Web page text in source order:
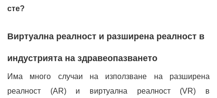
сте?
Виртуална реалност и разширена реалност в
индустрията на здравеопазването
Има много случаи на използване на разширена
реалност (AR) и виртуална реалност (VR) в